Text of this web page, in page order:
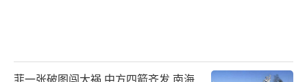
菲一张破图闯大祸 中方四箭齐发 南海